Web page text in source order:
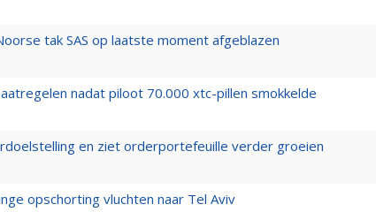
tak SAS op laatste moment afgeblazen
nadat piloot 70.000 xtc-pillen smokkelde
en ziet orderportefeuille verder groeien
opschorting vluchten naar Tel Aviv